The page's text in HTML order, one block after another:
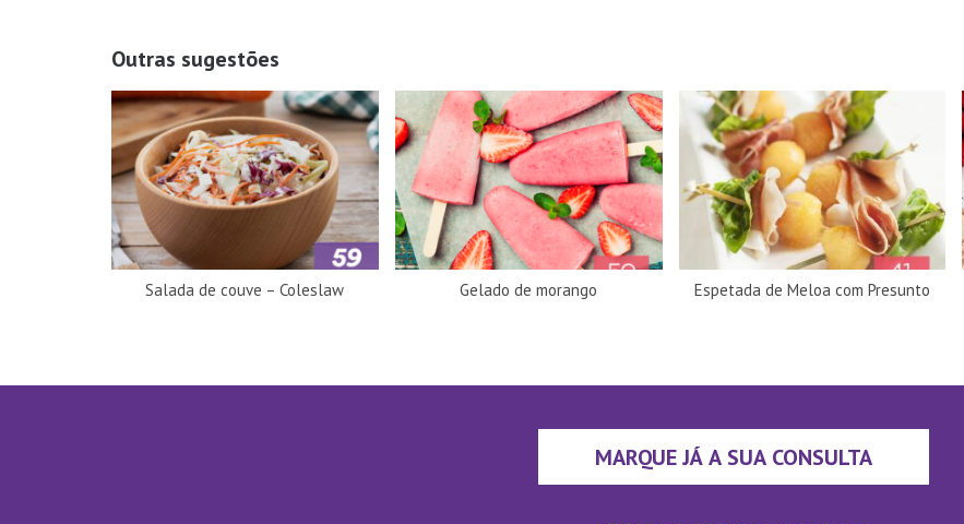
Outras sugestões
Salada de couve – Coleslaw Gelado de morango Espetada de Meloa com Presunto
MARQUE JÁ A SUA CONSULTA